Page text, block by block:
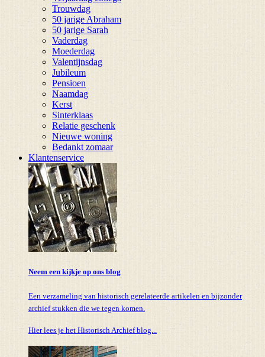
Trouwdag
50 jarige Abraham
50 jarige Sarah
Vaderdag
Moederdag
Valentijnsdag
Jubileum
Pensioen
Naamdag
Kerst
Sinterklaas
Relatie geschenk
Nieuwe woning
Bedankt zomaar
Klantenservice
Neem een kijkje op ons blog
Een verzameling van historisch gerelateerde artikelen en bijzonder
archief stukken die we tegen komen.
Hier lees je het Historisch Archief blog...